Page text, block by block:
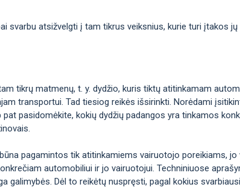
svarbu atsižvelgti į tam tikrus veiksnius, kurie turi įtakos
tikrų matmenų, t. y. dydžio, kuris tiktų atitinkamam
transportui. Tad tiesiog reikės išsirinkti. Norėdami
pasidomėkite, kokių dydžių padangos yra tinkamos
pagamintos tik atitinkamiems vairuotojo poreikiams,
automobiliui ir jo vairuotojui. Techniniuose
galimybės. Dėl to reikėtų nuspręsti, pagal kokius